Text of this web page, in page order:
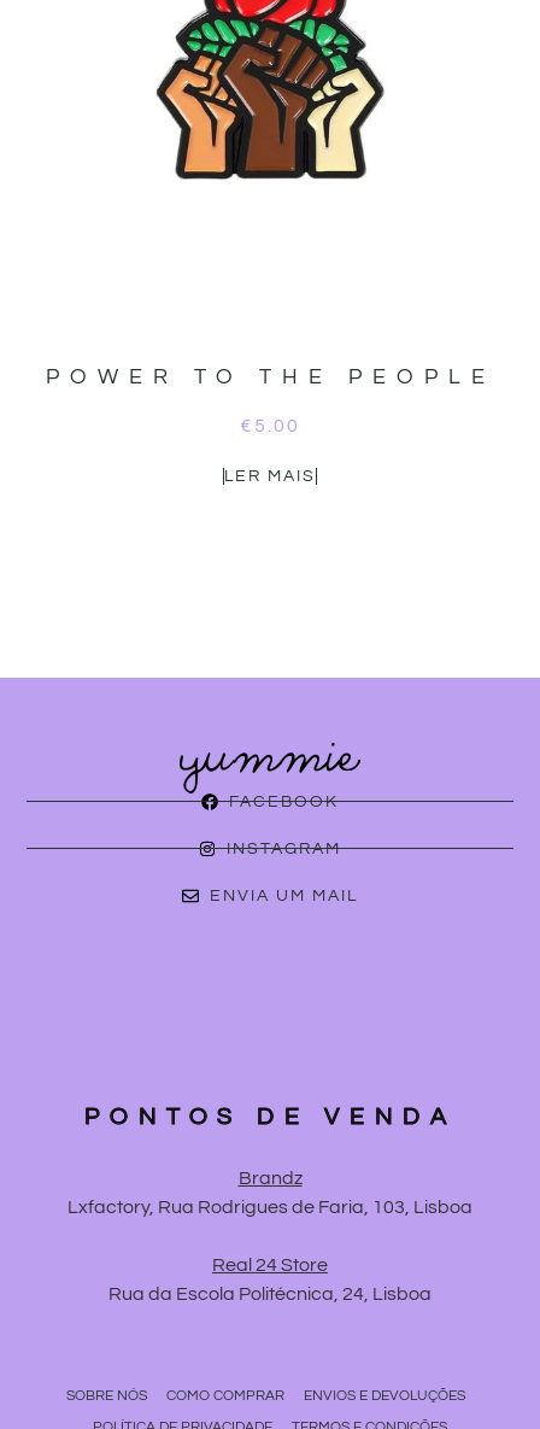
POWER TO THE PEOPLE
€ 5.00
LER MAIS
FACEBOOK
INSTAGRAM
ENVIA UM MAIL
PONTOS DE VENDA
Brandz
Lxfactory, Rua Rodrigues de Faria, 103, Lisboa
Real 24 Store
Rua da Escola Politécnica, 24, Lisboa
SOBRE NÓS COMO COMPRAR
ENVIOS E DEVOLUÇÕES